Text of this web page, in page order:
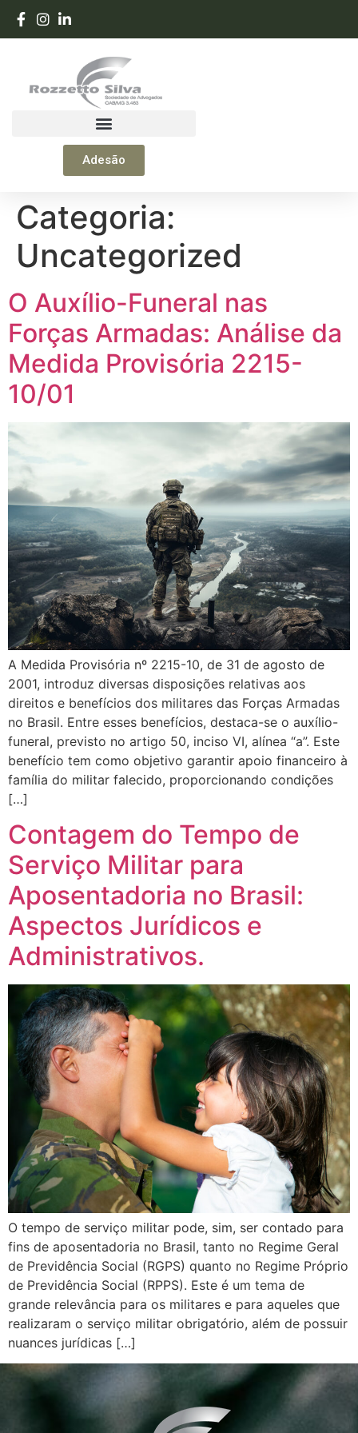
Adesão
Categoria:
Uncategorized
O Auxílio-Funeral nas
Forças Armadas: Análise da
Medida Provisória 2215-
10/01
A Medida Provisória nº 2215-10, de 31 de agosto de
2001, introduz diversas disposições relativas aos
direitos e benefícios dos militares das Forças Armadas
no Brasil. Entre esses benefícios, destaca-se o auxílio-
funeral, previsto no artigo 50, inciso VI, alínea “a”. Este
benefício tem como objetivo garantir apoio financeiro à
família do militar falecido, proporcionando condições
[…]
Contagem do Tempo de
Serviço Militar para
Aposentadoria no Brasil:
Aspectos Jurídicos e
Administrativos.
O tempo de serviço militar pode, sim, ser contado para
fins de aposentadoria no Brasil, tanto no Regime Geral
de Previdência Social (RGPS) quanto no Regime Próprio
de Previdência Social (RPPS). Este é um tema de
grande relevância para os militares e para aqueles que
realizaram o serviço militar obrigatório, além de possuir
nuances jurídicas […]